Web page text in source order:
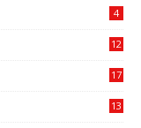
4
12
17
13